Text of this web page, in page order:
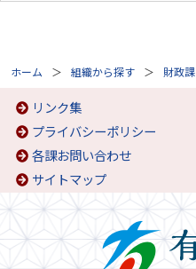
ホーム 組織から探す 財政課
リンク集
プライバシーポリシー
各課お問い合わせ
サイトマップ